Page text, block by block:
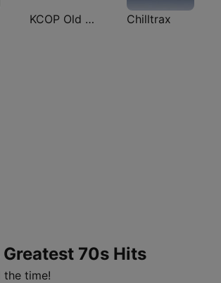
KCOP Old School 104.7 FM Chilltrax
70s Hits
the time!